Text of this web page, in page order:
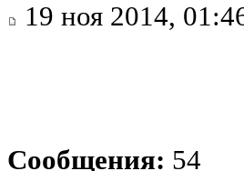
19 ноя 2014,
Сообщения: 54